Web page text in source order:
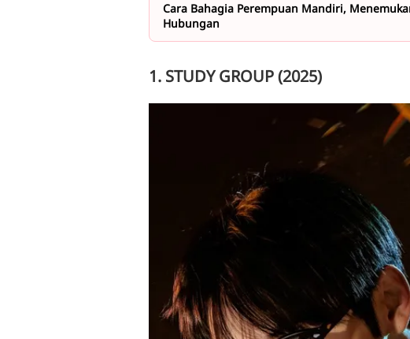
Cara Bahagia Perempuan Mandiri,
Hubungan
1. STUDY GROUP (2025)